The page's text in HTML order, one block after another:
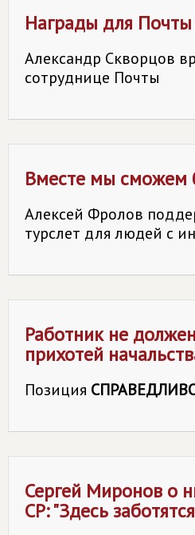
Награды для Почты
Александр Скворцов
сотруднице Почты
Вместе мы сможем
Алексей Фролов
турслет для людей с
Работник не
прихотей
Позиция
Сергей Миронов о
СР: "Здесь